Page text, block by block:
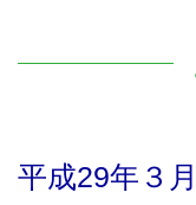
平成29年３